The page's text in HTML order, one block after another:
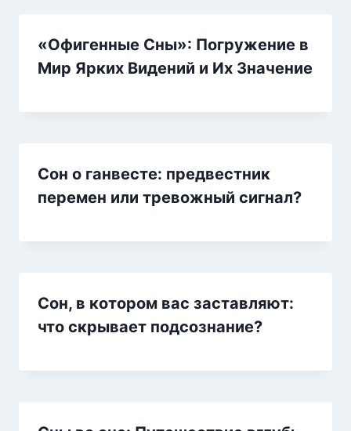
«Офигенные Сны»: Погружение в
Мир Ярких Видений и Их Значение
Сон о ганвесте: предвестник
перемен или тревожный сигнал?
Сон, в котором вас заставляют:
что скрывает подсознание?